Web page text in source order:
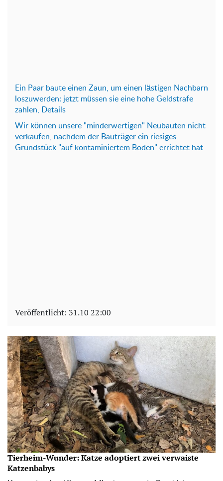
Ein Paar baute einen Zaun, um einen lästigen Nachbarn
loszuwerden: jetzt müssen sie eine hohe Geldstrafe
zahlen, Details
Wir können unsere "minderwertigen" Neubauten nicht
verkaufen, nachdem der Bauträger ein riesiges
Grundstück "auf kontaminiertem Boden" errichtet hat
Veröffentlicht: 31.10 22:00
Tierheim-Wunder: Katze adoptiert zwei verwaiste
Katzenbabys